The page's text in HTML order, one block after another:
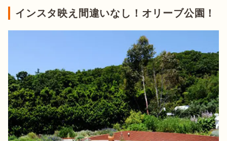
インスタ映え間違いなし！オリーブ公園！